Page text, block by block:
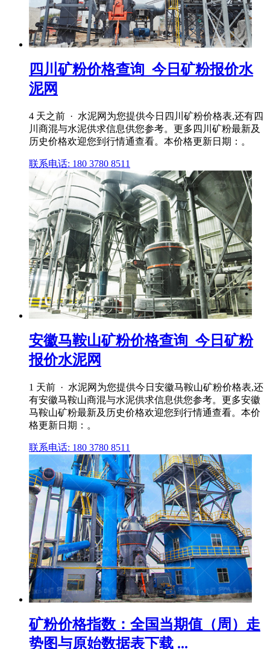
四川矿粉价格查询_今日矿粉报价水
泥网
4 天之前 · 水泥网为您提供今日四川矿粉价格表,还有四
川商混与水泥供求信息供您参考。更多四川矿粉最新及
历史价格欢迎您到行情通查看。本价格更新日期：。
联系电话: 180 3780 8511
安徽马鞍山矿粉价格查询_今日矿粉
报价水泥网
1 天前 · 水泥网为您提供今日安徽马鞍山矿粉价格表,还
有安徽马鞍山商混与水泥供求信息供您参考。更多安徽
马鞍山矿粉最新及历史价格欢迎您到行情通查看。本价
格更新日期：。
联系电话: 180 3780 8511
矿粉价格指数：全国当期值（周）走
势图与原始数据表下载 ...